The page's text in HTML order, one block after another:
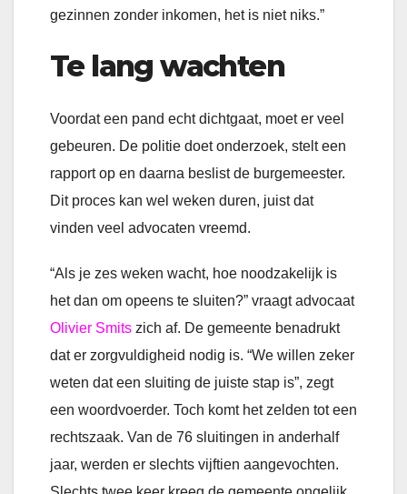
gezinnen zonder inkomen, het is niet niks.”
Te lang wachten
Voordat een pand echt dichtgaat, moet er veel
gebeuren. De politie doet onderzoek, stelt een
rapport op en daarna beslist de burgemeester.
Dit proces kan wel weken duren, juist dat
vinden veel advocaten vreemd.
“Als je zes weken wacht, hoe noodzakelijk is
het dan om opeens te sluiten?” vraagt advocaat
Olivier Smits zich af. De gemeente benadrukt
dat er zorgvuldigheid nodig is. “We willen zeker
weten dat een sluiting de juiste stap is”, zegt
een woordvoerder. Toch komt het zelden tot een
rechtszaak. Van de 76 sluitingen in anderhalf
jaar, werden er slechts vijftien aangevochten.